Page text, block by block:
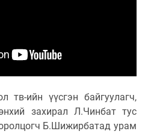
тв-ийн үүсгэн байгуулагч,
захирал Л.Чинбат тус
Б.Шижирбатад урам